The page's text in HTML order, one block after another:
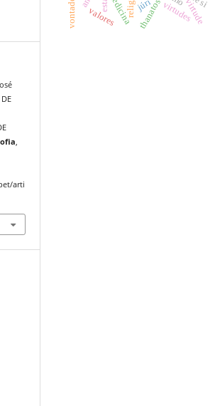
,
arti
medicinathanatos
valores virtude
virtudes
júri